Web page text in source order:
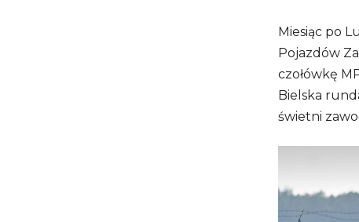
Miesiąc po
Pojazdów
czołówkę
Bielska
świetni